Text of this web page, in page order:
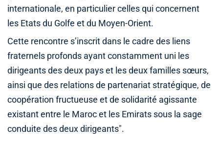
internationale, en particulier celles qui concernent
les Etats du Golfe et du Moyen-Orient.
Cette rencontre s’inscrit dans le cadre des liens
fraternels profonds ayant constamment uni les
dirigeants des deux pays et les deux familles sœurs,
ainsi que des relations de partenariat stratégique, de
coopération fructueuse et de solidarité agissante
existant entre le Maroc et les Emirats sous la sage
conduite des deux dirigeants".